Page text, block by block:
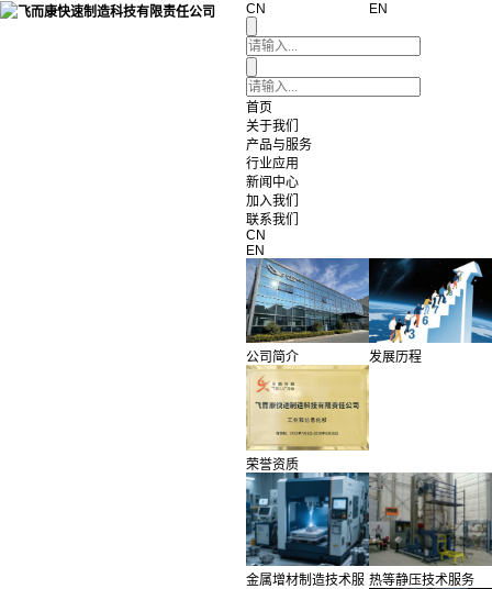
CN EN
首页
关于我们
产品与服务
行业应用
新闻中心
加入我们
联系我们
CN
EN
公司简介 发展历程
荣誉资质
金属增材制造技术服 热等静压技术服务